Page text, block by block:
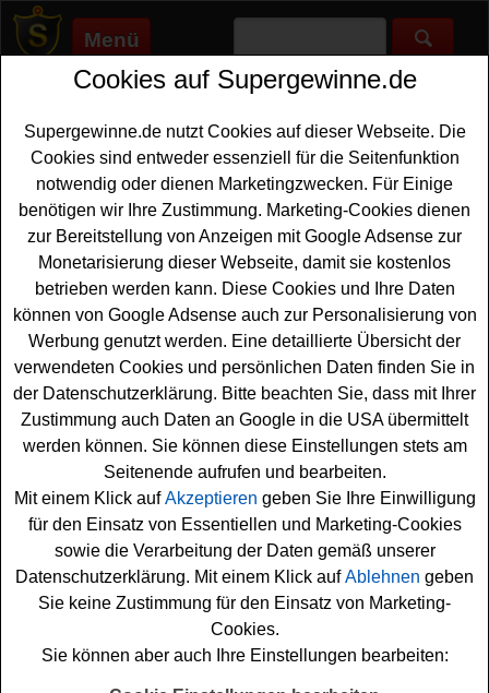
Menü
Supergewinne.de>Gewinnspiele>Technik Gewinnspiele>
Anzeige:
Anzeige:
Bulls Gewinnspiel - private
Kinovorstellung und Fahrrad
gewinnen
Anlässlich des Kinostarts von G.O.A.T. gibt es ein tolles
Bulls Gewinnspiel, bei dem Sie ein neues
können. Verlost werden als Hauptgewinne fünf
Tokee Lite 24 Fahrräder - und mit etwas Glück können
Sie ein solches Fahrrad gewinnen. Weiterhin warten
den Film auf glückliche Gewinner.
Falls Sie sich die schöne Gewinnchance sichern
möchten, müssen Sie nur kurz das kleine Formular
ausfüllen und schon sind Sie gratis bei der Verlosung mit
Cookies auf Supergewinne.de
Supergewinne.de nutzt Cookies auf dieser Webseite. Die
Cookies sind entweder essenziell für die Seitenfunktion
notwendig oder dienen Marketingzwecken. Für Einige
benötigen wir Ihre Zustimmung. Marketing-Cookies dienen
zur Bereitstellung von Anzeigen mit Google Adsense zur
Monetarisierung dieser Webseite, damit sie kostenlos
betrieben werden kann. Diese Cookies und Ihre Daten
können von Google Adsense auch zur Personalisierung von
Werbung genutzt werden. Eine detaillierte Übersicht der
verwendeten Cookies und persönlichen Daten finden Sie in
der Datenschutzerklärung. Bitte beachten Sie, dass mit Ihrer
Zustimmung auch Daten an Google in die USA übermittelt
werden können. Sie können diese Einstellungen stets am
Seitenende aufrufen und bearbeiten.
Mit einem Klick aufAkzeptieren geben Sie Ihre Einwilligung
für den Einsatz von Essentiellen und Marketing-Cookies
sowie die Verarbeitung der Daten gemäß unserer
Datenschutzerklärung. Mit einem Klick aufAblehnen geben
Sie keine Zustimmung für den Einsatz von Marketing-
Cookies.
Sie können aber auch Ihre Einstellungen bearbeiten: